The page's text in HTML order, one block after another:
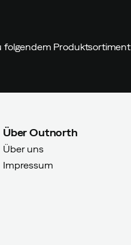
folgendem Produktsortiment
Über Outnorth
Über uns
Impressum